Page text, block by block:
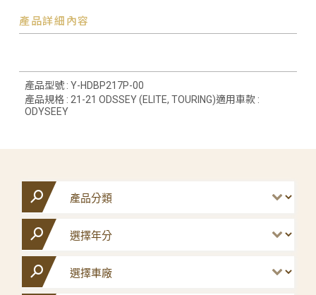
產品詳細內容
產品型號 : Y-HDBP217P-00
產品規格 : 21-21 ODSSEY (ELITE, TOURING)適用車款 :
ODYSEEY